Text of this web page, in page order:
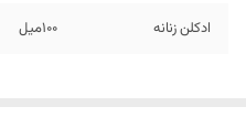
ادکلن زنانه ۱۰۰میل